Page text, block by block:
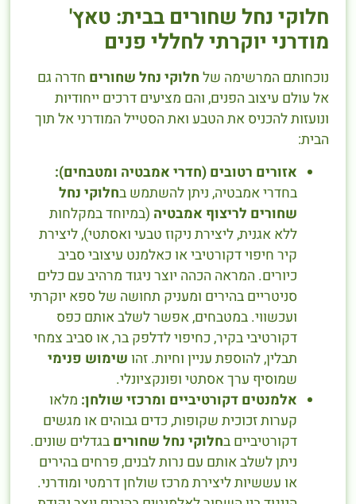
חלוקי נחל שחורים בבית: טאץ'
מודרני יוקרתי לחללי פנים
נוכחותם המרשימה של חלוקי נחל שחורים חדרה גם
אל עולם עיצוב הפנים, והם מציעים דרכים ייחודיות
ונועזות להכניס את הטבע ואת הסטייל המודרני אל תוך
הבית:
אזורים רטובים (חדרי אמבטיה ומטבחים):
בחדרי אמבטיה, ניתן להשתמש בחלוקי נחל
שחורים לריצוף אמבטיה (במיוחד במקלחות
ללא אגנית, ליצירת ניקוז טבעי ואסתטי), ליצירת
קיר חיפוי דקורטיבי או כאלמנט עיצובי סביב
כיורים. המראה הכהה יוצר ניגוד מרהיב עם כלים
סניטריים בהירים ומעניק תחושה של ספא יוקרתי
ועכשווי. במטבחים, אפשר לשלב אותם כפס
דקורטיבי בקיר, כחיפוי לדלפק בר, או סביב צמחי
תבלין, להוספת עניין וחיות. זהו שימוש פנימי
שמוסיף ערך אסתטי ופונקציונלי.
אלמנטים דקורטיביים ומרכזי שולחן: מלאו
קערות זכוכית שקופות, כדים גבוהים או מגשים
דקורטיביים בחלוקי נחל שחורים בגדלים שונים.
ניתן לשלב אותם עם נרות לבנים, פרחים בהירים
או עששיות ליצירת מרכז שולחן דרמטי ומודרני.